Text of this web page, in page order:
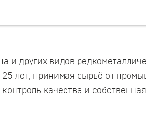
и других видов
лет, принимая сырьё от
качества и